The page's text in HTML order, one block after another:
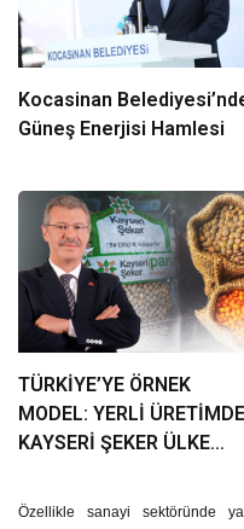
Kocasinan
Güneş Enerjisi Hamlesi
TÜRKİYE’YE ÖRNEK
MODEL: YERLİ ÜRETİMDE
KAYSERİ ŞEKER ÜLKE
Özellikle sanayi sektöründe